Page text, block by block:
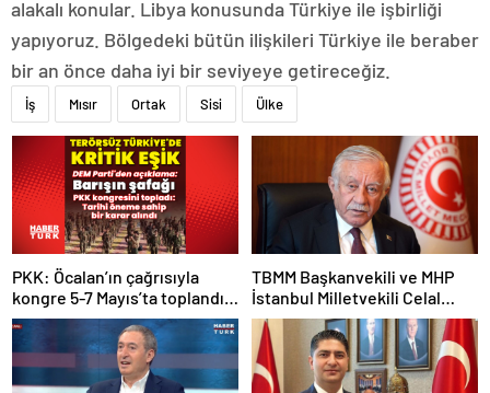
alakalı konular. Libya konusunda Türkiye ile işbirliği
yapıyoruz. Bölgedeki bütün ilişkileri Türkiye ile beraber
bir an önce daha iyi bir seviyeye getireceğiz.
İş Mısır Ortak Sisi Ülke
PKK: Öcalan’ın çağrısıyla
kongre 5-7 Mayıs’ta toplandı!
Tarihi bir karar alındı!
TBMM Başkanvekili ve MHP
İstanbul Milletvekili Celal
Adan: Kan ve kin devri
kapanmıştır